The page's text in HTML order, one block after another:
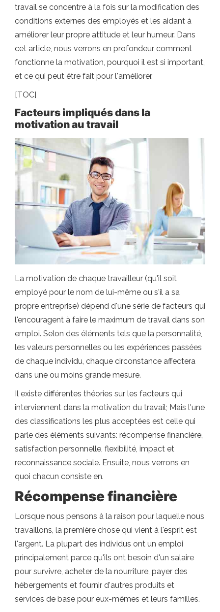
travail se concentre à la fois sur la modification des
conditions externes des employés et les aidant à
améliorer leur propre attitude et leur humeur. Dans
cet article, nous verrons en profondeur comment
fonctionne la motivation, pourquoi il est si important,
et ce qui peut être fait pour l'améliorer.
[TOC]
Facteurs impliqués dans la
motivation au travail
La motivation de chaque travailleur (qu'il soit
employé pour le nom de lui-même ou s'il a sa
propre entreprise) dépend d'une série de facteurs qui
l'encouragent à faire le maximum de travail dans son
emploi. Selon des éléments tels que la personnalité,
les valeurs personnelles ou les expériences passées
de chaque individu, chaque circonstance affectera
dans une ou moins grande mesure.
Il existe différentes théories sur les facteurs qui
interviennent dans la motivation du travail; Mais l'une
des classifications les plus acceptées est celle qui
parle des éléments suivants: récompense financière,
satisfaction personnelle, flexibilité, impact et
reconnaissance sociale. Ensuite, nous verrons en
quoi chacun consiste en.
Récompense financière
Lorsque nous pensons à la raison pour laquelle nous
travaillons, la première chose qui vient à l'esprit est
l'argent. La plupart des individus ont un emploi
principalement parce qu'ils ont besoin d'un salaire
pour survivre, acheter de la nourriture, payer des
hébergements et fournir d'autres produits et
services de base pour eux-mêmes et leurs familles.